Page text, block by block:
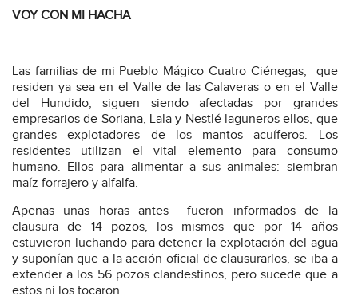
VOY CON MI HACHA
Las familias de mi Pueblo Mágico Cuatro Ciénegas, que
residen ya sea en el Valle de las Calaveras o en el Valle
del Hundido, siguen siendo afectadas por grandes
empresarios de Soriana, Lala y Nestlé laguneros ellos, que
grandes explotadores de los mantos acuíferos. Los
residentes utilizan el vital elemento para consumo
humano. Ellos para alimentar a sus animales: siembran
maíz forrajero y alfalfa.
Apenas unas horas antes fueron informados de la
clausura de 14 pozos, los mismos que por 14 años
estuvieron luchando para detener la explotación del agua
y suponían que a la acción oficial de clausurarlos, se iba a
extender a los 56 pozos clandestinos, pero sucede que a
estos ni los tocaron.